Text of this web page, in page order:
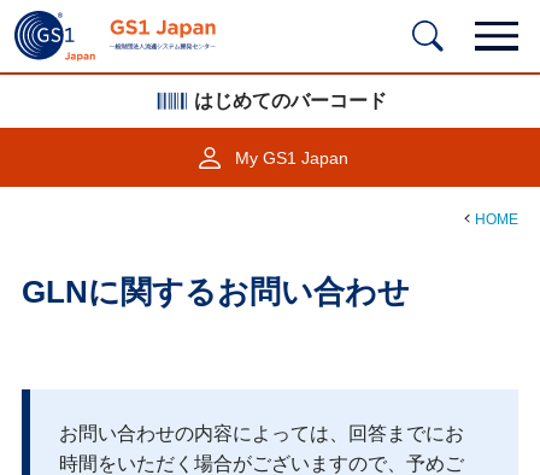
はじめてのバーコード
My GS1 Japan
HOME
GLNに関するお問い合わせ
お問い合わせの内容によっては、回答までにお
時間をいただく場合がございますので、予めご